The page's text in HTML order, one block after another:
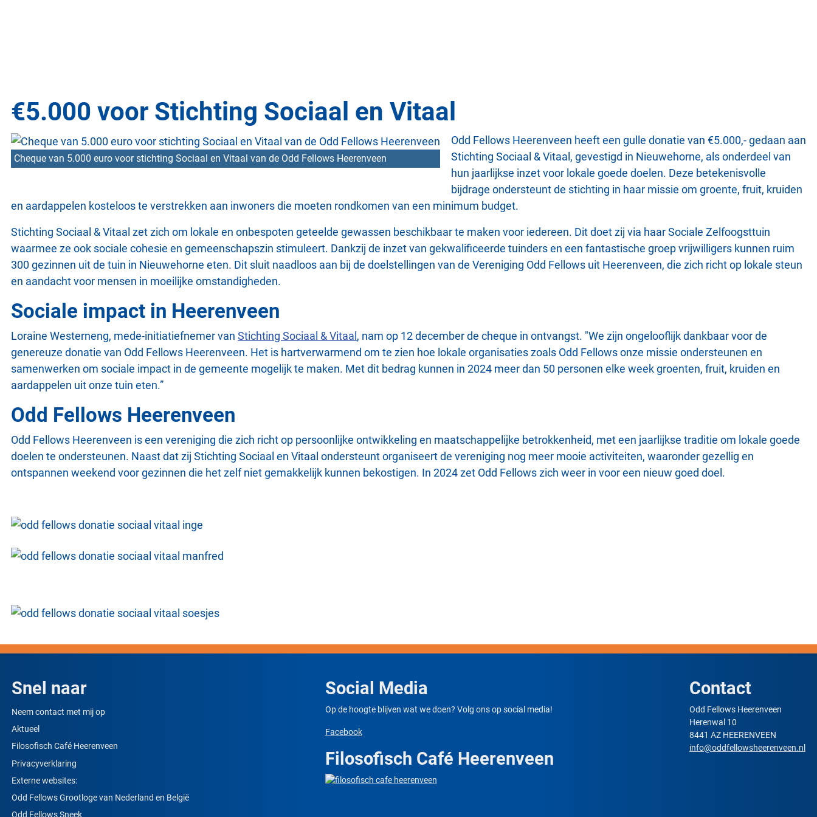
€5.000 voor Stichting Sociaal en Vitaal
Cheque van 5.000 euro voor stichting Sociaal en Vitaal van de Odd Fellows Heerenveen
Odd Fellows Heerenveen heeft een gulle donatie van €5.000,- gedaan aan
Stichting Sociaal & Vitaal, gevestigd in Nieuwehorne, als onderdeel van
hun jaarlijkse inzet voor lokale goede doelen. Deze betekenisvolle
bijdrage ondersteunt de stichting in haar missie om groente, fruit, kruiden
en aardappelen kosteloos te verstrekken aan inwoners die moeten rondkomen van een minimum budget.
Stichting Sociaal & Vitaal zet zich om lokale en onbespoten geteelde gewassen beschikbaar te maken voor iedereen. Dit doet zij via haar Sociale Zelfoogsttuin
waarmee ze ook sociale cohesie en gemeenschapszin stimuleert. Dankzij de inzet van gekwalificeerde tuinders en een fantastische groep vrijwilligers kunnen ruim
300 gezinnen uit de tuin in Nieuwehorne eten. Dit sluit naadloos aan bij de doelstellingen van de Vereniging Odd Fellows uit Heerenveen, die zich richt op lokale steun
en aandacht voor mensen in moeilijke omstandigheden.
Sociale impact in Heerenveen
Loraine Westerneng, mede-initiatiefnemer van Stichting Sociaal & Vitaal , nam op 12 december de cheque in ontvangst. "We zijn ongelooflijk dankbaar voor de
genereuze donatie van Odd Fellows Heerenveen. Het is hartverwarmend om te zien hoe lokale organisaties zoals Odd Fellows onze missie ondersteunen en
samenwerken om sociale impact in de gemeente mogelijk te maken. Met dit bedrag kunnen in 2024 meer dan 50 personen elke week groenten, fruit, kruiden en
aardappelen uit onze tuin eten.”
Odd Fellows Heerenveen
Odd Fellows Heerenveen is een vereniging die zich richt op persoonlijke ontwikkeling en maatschappelijke betrokkenheid, met een jaarlijkse traditie om lokale goede
doelen te ondersteunen. Naast dat zij Stichting Sociaal en Vitaal ondersteunt organiseert de vereniging nog meer mooie activiteiten, waaronder gezellig en
ontspannen weekend voor gezinnen die het zelf niet gemakkelijk kunnen bekostigen. In 2024 zet Odd Fellows zich weer in voor een nieuw goed doel.
Snel naar
Neem contact met mij op
Aktueel
Filosofisch Café Heerenveen
Privacyverklaring
Externe websites:
Odd Fellows Grootloge van Nederland en België
Social Media
Op de hoogte blijven wat we doen? Volg ons op social media!
Facebook
Filosofisch Café Heerenveen
Contact
Odd Fellows Heerenveen
Herenwal 10
8441 AZ HEERENVEEN
info@oddfellowsheerenveen.nl